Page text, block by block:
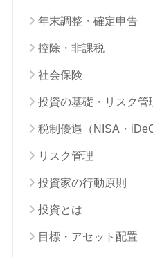
年末調整・確定申告
控除・非課税
社会保険
投資の基礎・リスク管
税制優遇（NISA・
リスク管理
投資家の行動原則
投資とは
目標・アセット配置